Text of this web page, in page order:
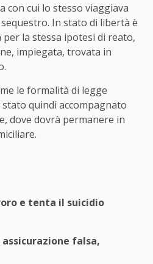
con cui lo stesso viaggiava
In stato di libertà è
la stessa ipotesi di reato,
impiegata, trovata in
le formalità di legge
quindi accompagnato
dove dovrà permanere in
e tenta il suicidio
falsa,